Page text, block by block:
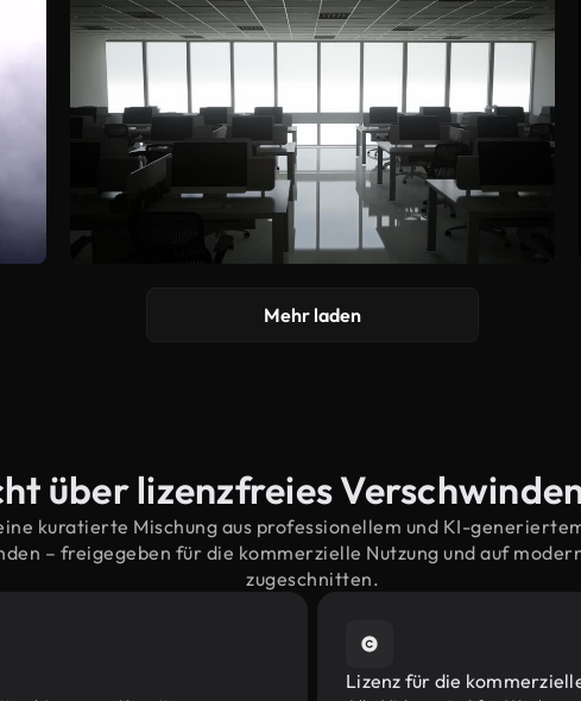
Mehr laden
über lizenzfreies
kuratierte Mischung aus professionellem und KI-
– freigegeben für die kommerzielle Nutzung und auf
zugeschnitten.
Lizenz für die